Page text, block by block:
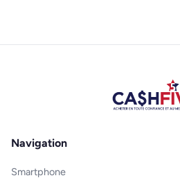
Navigation
Smartphone